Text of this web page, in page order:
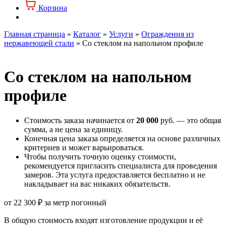
Корзина
Главная страница » Каталог » Услуги » Ограждения из
нержавеющей стали » Со стеклом на напольном профиле
Со стеклом на напольном
профиле
Стоимость заказа начинается от 20 000 руб. — это общая
сумма, а не цена за единицу.
Конечная цена заказа определяется на основе различных
критериев и может варьироваться.
Чтобы получить точную оценку стоимости,
рекомендуется пригласить специалиста для проведения
замеров. Эта услуга предоставляется бесплатно и не
накладывает на вас никаких обязательств.
от 22 300 ₽ за метр погонный
В общую стоимость входят изготовление продукции и её